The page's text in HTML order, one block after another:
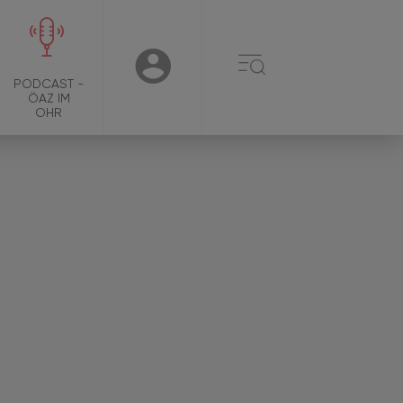
PODCAST -
ÖAZ IM
OHR
USER ☰